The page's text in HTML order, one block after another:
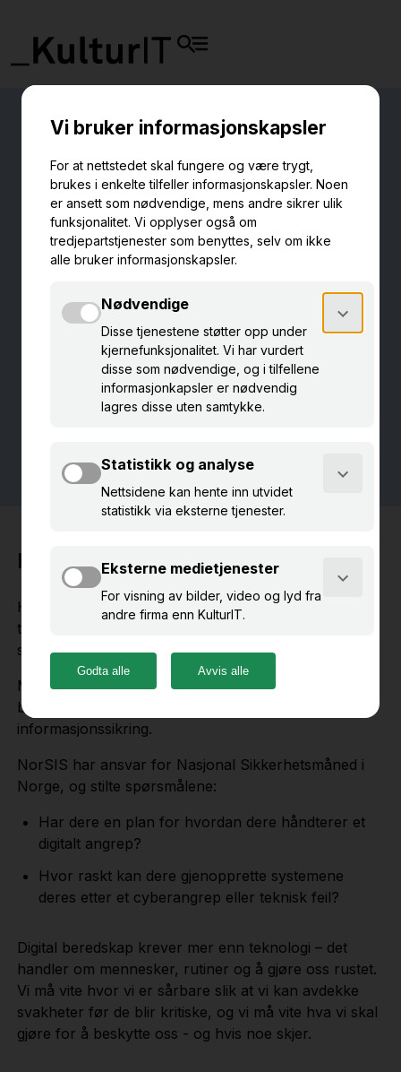
Nasjonal
sikkerhetsmåned
KulturIT markerer Nasjonal Sikkerhetsmåned i
oktober, sammen med resten av Norge.
Digital beredskapDette gjør KulturIT
Kunnskapsartikler
Hva er digital beredskap?
Hvor godt forberedt er ditt museum på digitale
trusler, angrep og systemfeil? Temaet for Nasjonal
sikkerhetsmåned i 2025 vardigital beredskap
Mange undervurderer risikoen ved manglende
beredskap, ifølge NorSIS - Norsk senter for
informasjonssikring.
NorSIS har ansvar for Nasjonal Sikkerhetsmåned i
Norge, og stilte spørsmålene:
Har dere en plan for hvordan dere håndterer et
digitalt angrep?
Hvor raskt kan dere gjenopprette systemene
deres etter et cyberangrep eller teknisk feil?
Digital beredskap krever mer enn teknologi – det
handler om mennesker, rutiner og å gjøre oss rustet.
Vi må vite hvor vi er sårbare slik at vi kan avdekke
svakheter før de blir kritiske, og vi må vite hva vi skal
gjøre for å beskytte oss - og hvis noe skjer.